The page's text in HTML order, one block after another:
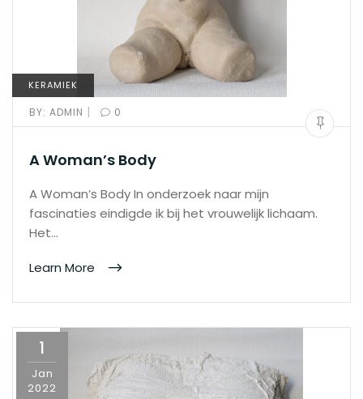
KERAMIEK
BY: ADMIN | 0
A Woman’s Body
A Woman’s Body In onderzoek naar mijn
fascinaties eindigde ik bij het vrouwelijk lichaam.
Het…
Learn More
1
Jan
2022